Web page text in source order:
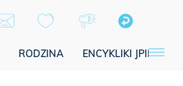
RODZINA ENCYKLIKI JPII